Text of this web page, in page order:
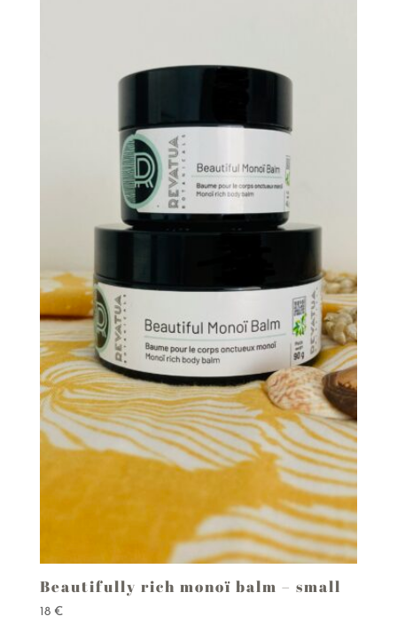
Beautifully rich monoï balm – small
18 €